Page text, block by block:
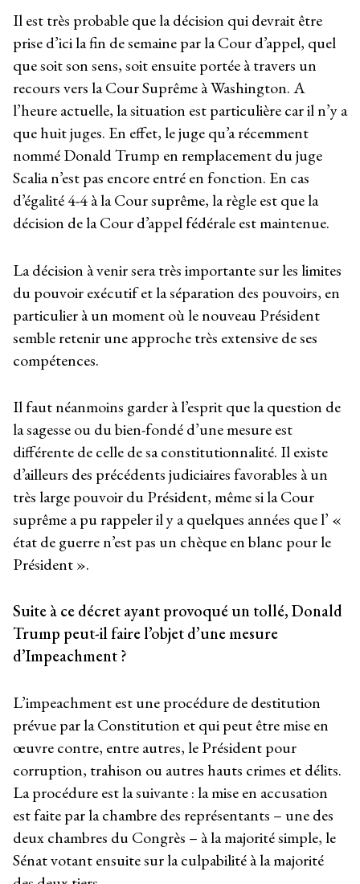
Il est très probable que la décision qui devrait être
prise d’ici la fin de semaine par la Cour d’appel, quel
que soit son sens, soit ensuite portée à travers un
recours vers la Cour Suprême à Washington. A
l’heure actuelle, la situation est particulière car il n’y a
que huit juges. En effet, le juge qu’a récemment
nommé Donald Trump en remplacement du juge
Scalia n’est pas encore entré en fonction. En cas
d’égalité 4-4 à la Cour suprême, la règle est que la
décision de la Cour d’appel fédérale est maintenue.
La décision à venir sera très importante sur les limites
du pouvoir exécutif et la séparation des pouvoirs, en
particulier à un moment où le nouveau Président
semble retenir une approche très extensive de ses
compétences.
Il faut néanmoins garder à l’esprit que la question de
la sagesse ou du bien-fondé d’une mesure est
différente de celle de sa constitutionnalité. Il existe
d’ailleurs des précédents judiciaires favorables à un
très large pouvoir du Président, même si la Cour
suprême a pu rappeler il y a quelques années que l’ «
état de guerre n’est pas un chèque en blanc pour le
Président ».
Suite à ce décret ayant provoqué un tollé, Donald
Trump peut-il faire l’objet d’une mesure
d’Impeachment ?
L’impeachment est une procédure de destitution
prévue par la Constitution et qui peut être mise en
œuvre contre, entre autres, le Président pour
corruption, trahison ou autres hauts crimes et délits.
La procédure est la suivante : la mise en accusation
est faite par la chambre des représentants – une des
deux chambres du Congrès – à la majorité simple, le
Sénat votant ensuite sur la culpabilité à la majorité